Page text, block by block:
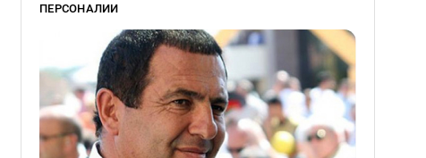
ПЕРСОНАЛИИ